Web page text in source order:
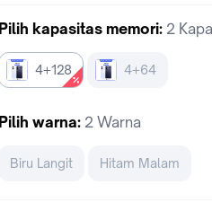
Pilih kapasitas memori: 2
4+128 4+64
Pilih warna: 2 Warna
Biru Langit Hitam Malam